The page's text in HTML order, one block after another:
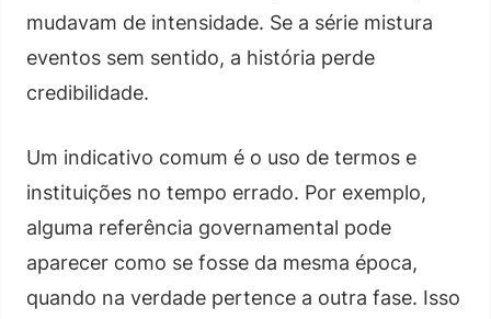
mudavam de intensidade. Se a série mistura
eventos sem sentido, a história perde
credibilidade.
Um indicativo comum é o uso de termos e
instituições no tempo errado. Por exemplo,
alguma referência governamental pode
aparecer como se fosse da mesma época,
quando na verdade pertence a outra fase. Isso